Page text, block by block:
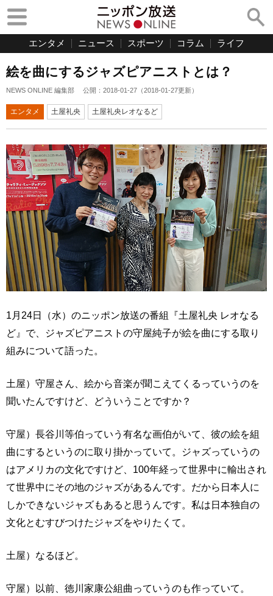
エンタメ ニュース スポーツ コラム ライフ
絵を曲にするジャズピアニストとは？
NEWS ONLINE 編集部 公開： 2018-01-27 （2018-01-27更新）
エンタメ 土屋礼央 土屋礼央レオなるど
1月24日（水）のニッポン放送の番組『土屋礼央 レオなる
ど』で、ジャズピアニストの守屋純子が絵を曲にする取り
組みについて語った。
土屋）守屋さん、絵から音楽が聞こえてくるっていうのを
聞いたんですけど、どういうことですか？
守屋）長谷川等伯っていう有名な画伯がいて、彼の絵を組
曲にするというのに取り掛かっていて。ジャズっていうの
はアメリカの文化ですけど、100年経って世界中に輸出され
て世界中にその地のジャズがあるんです。だから日本人に
しかできないジャズもあると思うんです。私は日本独自の
文化とむすびつけたジャズをやりたくて。
土屋）なるほど。
守屋）以前、徳川家康公組曲っていうのも作っていて。